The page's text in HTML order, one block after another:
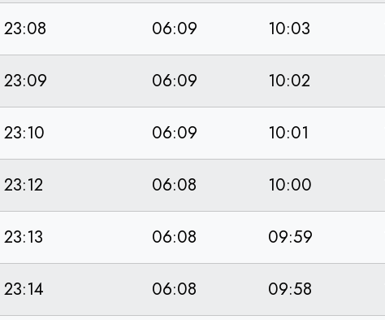
23:08 06:09 10:03
23:09 06:09 10:02
23:10 06:09 10:01
23:12 06:08 10:00
23:13 06:08 09:59
23:14 06:08 09:58